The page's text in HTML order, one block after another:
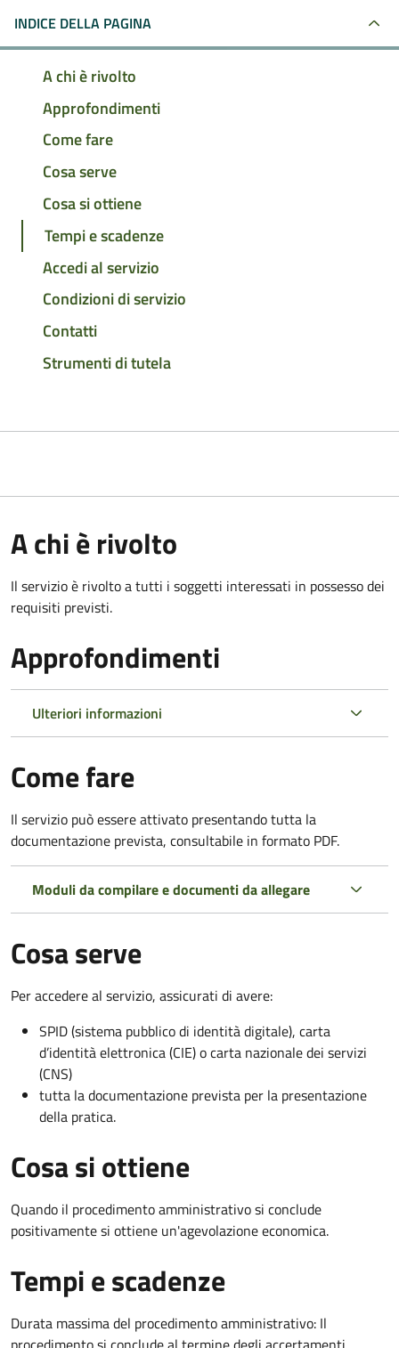
INDICE DELLA PAGINA
A chi è rivolto
Approfondimenti
Come fare
Cosa serve
Cosa si ottiene
Tempi e scadenze
Accedi al servizio
Condizioni di servizio
Contatti
Strumenti di tutela
A chi è rivolto
Il servizio è rivolto a tutti i soggetti interessati in possesso dei
requisiti previsti.
Approfondimenti
Ulteriori informazioni
Come fare
Il servizio può essere attivato presentando tutta la
documentazione prevista, consultabile in formato PDF.
Moduli da compilare e documenti da allegare
Cosa serve
Per accedere al servizio, assicurati di avere:
SPID (sistema pubblico di identità digitale), carta
d’identità elettronica (CIE) o carta nazionale dei servizi
(CNS)
tutta la documentazione prevista per la presentazione
della pratica.
Cosa si ottiene
Quando il procedimento amministrativo si conclude
positivamente si ottiene un'agevolazione economica.
Tempi e scadenze
Durata massima del procedimento amministrativo: Il